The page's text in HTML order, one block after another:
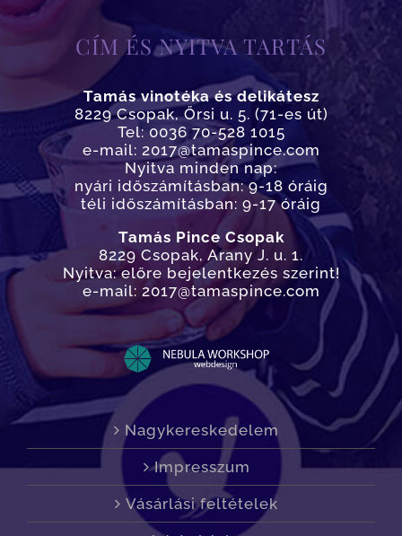
CÍM ÉS NYITVA TARTÁS
Tamás vinotéka és delikátesz
8229 Csopak, Őrsi u. 5. (71-es út)
Tel: 0036 70-528 1015
e-mail: 2017@tamaspince.com
Nyitva minden nap:
nyári időszámításban: 9-18 óráig
téli időszámításban: 9-17 óráig
Tamás Pince Csopak
8229 Csopak, Arany J. u. 1.
Nyitva: előre bejelentkezés szerint!
e-mail: 2017@tamaspince.com
Nagykereskedelem
Impresszum
Vásárlási feltételek